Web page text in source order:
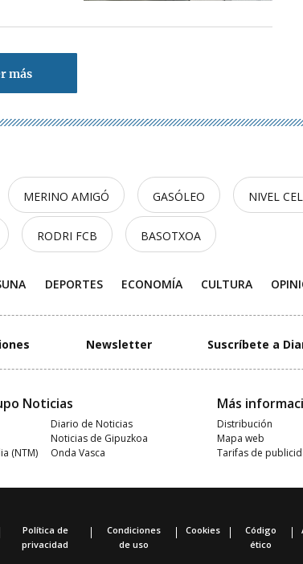
más
MERINO AMIGÓ GASÓLEO NIVEL
RODRI FCB BASOTXOA
DEPORTES ECONOMÍA CULTURA
Newsletter Suscríbete a
Noticias
Diario de Noticias
Noticias de Gipuzkoa
(NTM)
Onda Vasca
Más
Distribución
Mapa web
Tarifas de
Política de
privacidad
Condiciones
de uso
Cookies
Código
ético